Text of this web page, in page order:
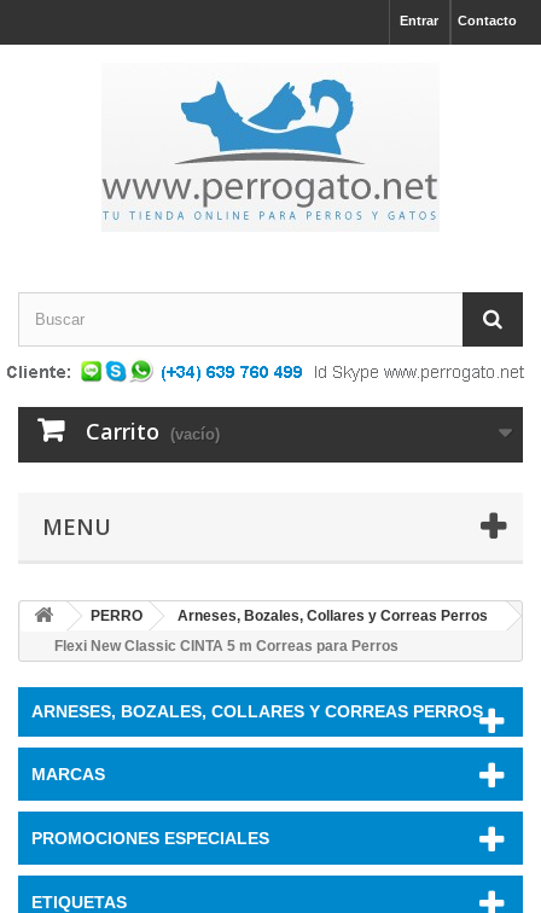
Contacto
Entrar
Carrito (vacío)
MENU
PERRO
Arneses, Bozales, Collares y Correas Perros
Flexi New Classic CINTA 5 m Correas para Perros
ARNESES, BOZALES, COLLARES Y CORREAS PERROS
MARCAS
PROMOCIONES ESPECIALES
ETIQUETAS